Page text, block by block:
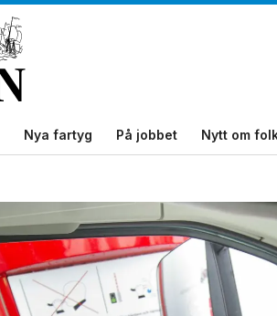
Nya fartyg På jobbet Nytt om